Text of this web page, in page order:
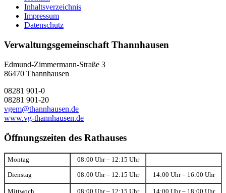
Inhaltsverzeichnis
Impressum
Datenschutz
Verwaltungsgemeinschaft Thannhausen
Edmund-Zimmermann-Straße 3
86470 Thannhausen
08281 901-0
08281 901-20
vgem@thannhausen.de
www.vg-thannhausen.de
Öffnungszeiten des Rathauses
Montag 08:00 Uhr – 12:15 Uhr
Dienstag 08:00 Uhr – 12:15 Uhr 14:00 Uhr – 16:00 Uhr